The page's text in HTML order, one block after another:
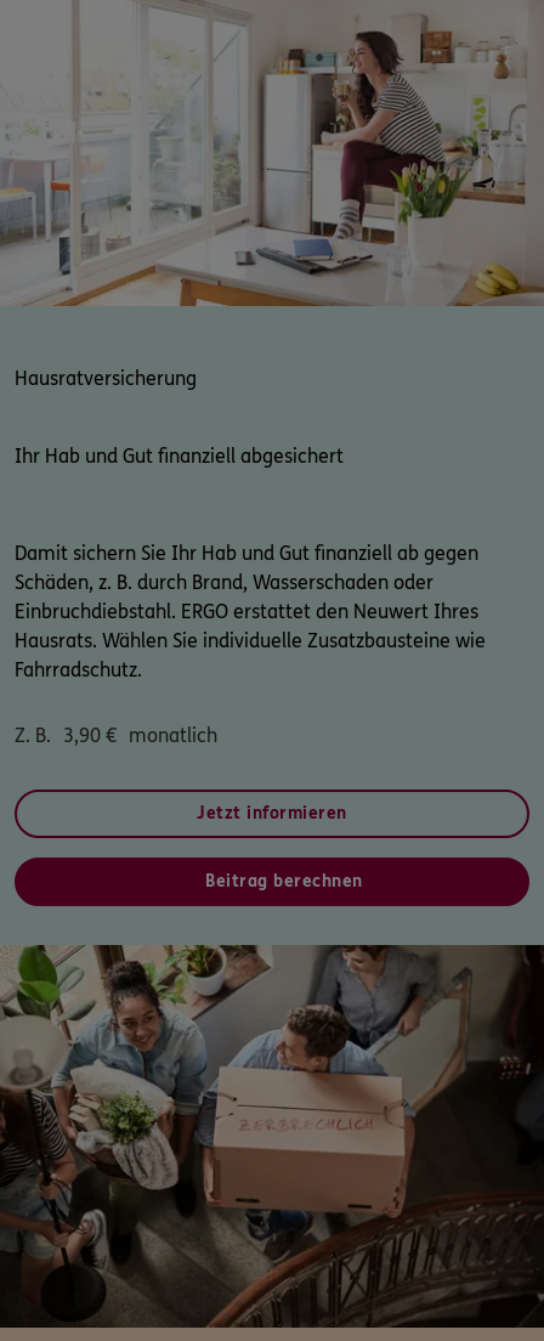
Hausratversicherung
Ihr Hab und Gut finanziell abgesichert
Damit sichern Sie Ihr Hab und Gut finanziell ab gegen
Schäden, z. B. durch Brand, Wasserschaden oder
Einbruchdiebstahl. ERGO erstattet den Neuwert Ihres
Hausrats. Wählen Sie individuelle Zusatzbausteine wie
Fahrradschutz.
Z. B. 3,90 € monatlich
Jetzt informieren
Beitrag berechnen